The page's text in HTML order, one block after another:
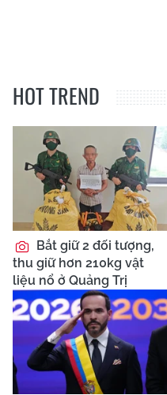
HOT TREND
Bắt giữ 2 đối tượng,
thu giữ hơn 210kg vật
liệu nổ ở Quảng Trị